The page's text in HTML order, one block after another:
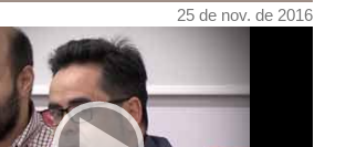
25 de nov. de 2016